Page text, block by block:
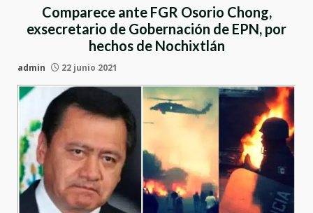
Comparece ante FGR Osorio Chong,
exsecretario de Gobernación de EPN, por
hechos de Nochixtlán
admin 22 junio 2021